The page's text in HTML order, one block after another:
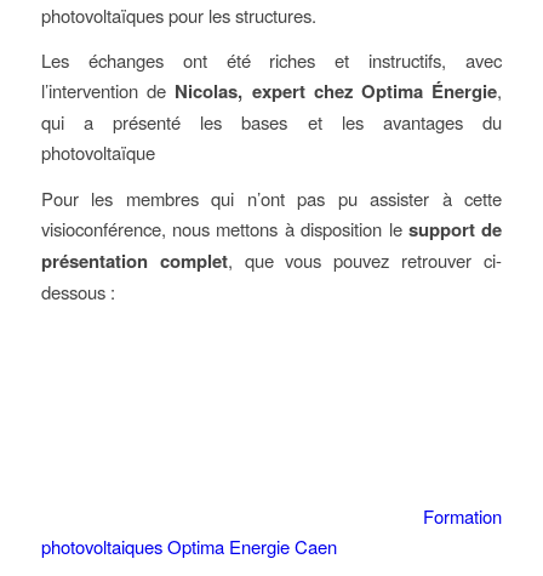
photovoltaïques pour les structures.
Les échanges ont été riches et instructifs, avec
l’intervention de Nicolas, expert chez Optima Énergie,
qui a présenté les bases et les avantages du
photovoltaïque
Pour les membres qui n’ont pas pu assister à cette
visioconférence, nous mettons à disposition le support de
présentation complet, que vous pouvez retrouver ci-
dessous :
Formation
photovoltaiques Optima Energie Caen